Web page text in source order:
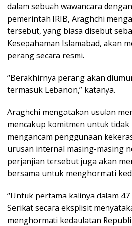
dalam sebuah wawancara
pemerintah IRIB, Araghchi
tersebut, yang biasa disebut
Kesepahaman Islamabad, akan
perang secara resmi.
“Berakhirnya perang akan
termasuk Lebanon,” katanya.
Araghchi mengatakan usulan
mencakup komitmen untuk tidak
mengancam penggunaan
urusan internal masing-masing
perjanjian tersebut juga akan
bersama untuk menghormati
“Untuk pertama kalinya dalam
Serikat secara eksplisit
menghormati kedaulatan